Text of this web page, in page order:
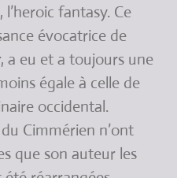
l’heroic fantasy. Ce
évocatrice de
a eu et a toujours une
égale à celle de
occidental.
Cimmérien n’ont
que son auteur les